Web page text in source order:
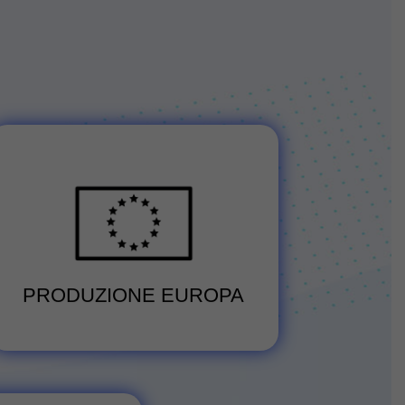
PRODUZIONE EUROPA
Massima accuratezza nella finitura
del PCB